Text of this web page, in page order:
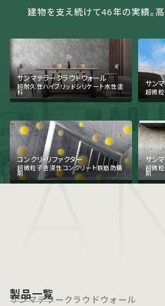
建物を支え続けて46年の実績。
サンマテラークラウドウォール
超耐久性ハイブリッドシリケート水性塗
料
サン
超微
コンクリ・リファクター
超微粒子含浸性コンクリート鉄筋防錆
剤
サン
超微
剤
製品一覧
サンマテラークラウドウォール